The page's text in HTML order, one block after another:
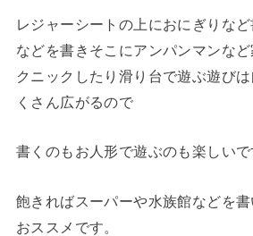
レジャーシートの上におにぎりな
などを書きそこにアンパンマンな
クニックしたり滑り台で遊ぶ遊び
くさん広がるので
書くのもお人形で遊ぶのも楽しいで
飽きればスーパーや水族館などを
おススメです。